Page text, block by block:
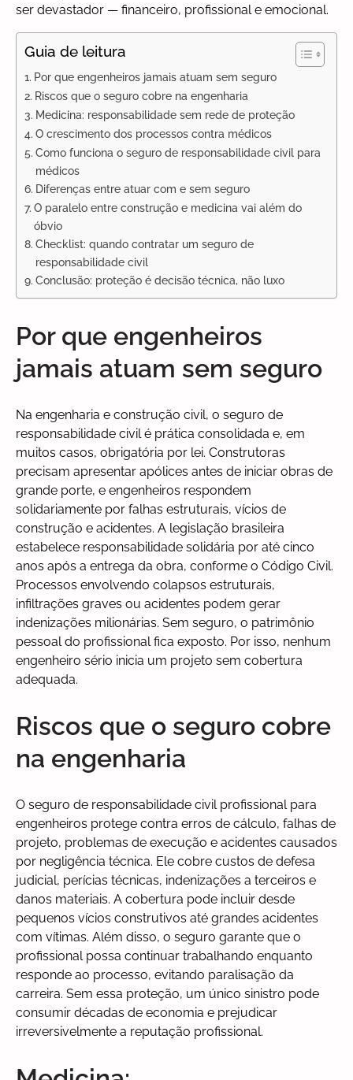
ser devastador — financeiro, profissional e emocional.
Guia de leitura
Por que engenheiros jamais atuam sem seguro
Riscos que o seguro cobre na engenharia
Medicina: responsabilidade sem rede de proteção
O crescimento dos processos contra médicos
Como funciona o seguro de responsabilidade civil para
médicos
Diferenças entre atuar com e sem seguro
O paralelo entre construção e medicina vai além do
óbvio
Checklist: quando contratar um seguro de
responsabilidade civil
Conclusão: proteção é decisão técnica, não luxo
Por que engenheiros
jamais atuam sem seguro
Na engenharia e construção civil, o seguro de
responsabilidade civil é prática consolidada e, em
muitos casos, obrigatória por lei. Construtoras
precisam apresentar apólices antes de iniciar obras de
grande porte, e engenheiros respondem
solidariamente por falhas estruturais, vícios de
construção e acidentes. A legislação brasileira
estabelece responsabilidade solidária por até cinco
anos após a entrega da obra, conforme o Código Civil.
Processos envolvendo colapsos estruturais,
infiltrações graves ou acidentes podem gerar
indenizações milionárias. Sem seguro, o patrimônio
pessoal do profissional fica exposto. Por isso, nenhum
engenheiro sério inicia um projeto sem cobertura
adequada.
Riscos que o seguro cobre
na engenharia
O seguro de responsabilidade civil profissional para
engenheiros protege contra erros de cálculo, falhas de
projeto, problemas de execução e acidentes causados
por negligência técnica. Ele cobre custos de defesa
judicial, perícias técnicas, indenizações a terceiros e
danos materiais. A cobertura pode incluir desde
pequenos vícios construtivos até grandes acidentes
com vítimas. Além disso, o seguro garante que o
profissional possa continuar trabalhando enquanto
responde ao processo, evitando paralisação da
carreira. Sem essa proteção, um único sinistro pode
consumir décadas de economia e prejudicar
irreversivelmente a reputação profissional.